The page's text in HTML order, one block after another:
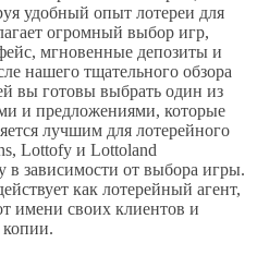
удобный опыт лотереи для
огромный выбор игр,
мгновенные депозиты и
нашего тщательного обзора
вы готовы выбрать один из
и предложениями, которые
лучшим для лотерейного
Lottofy и Lottoland
в зависимости от выбора игры.
как лотерейный агент,
имени своих клиентов и